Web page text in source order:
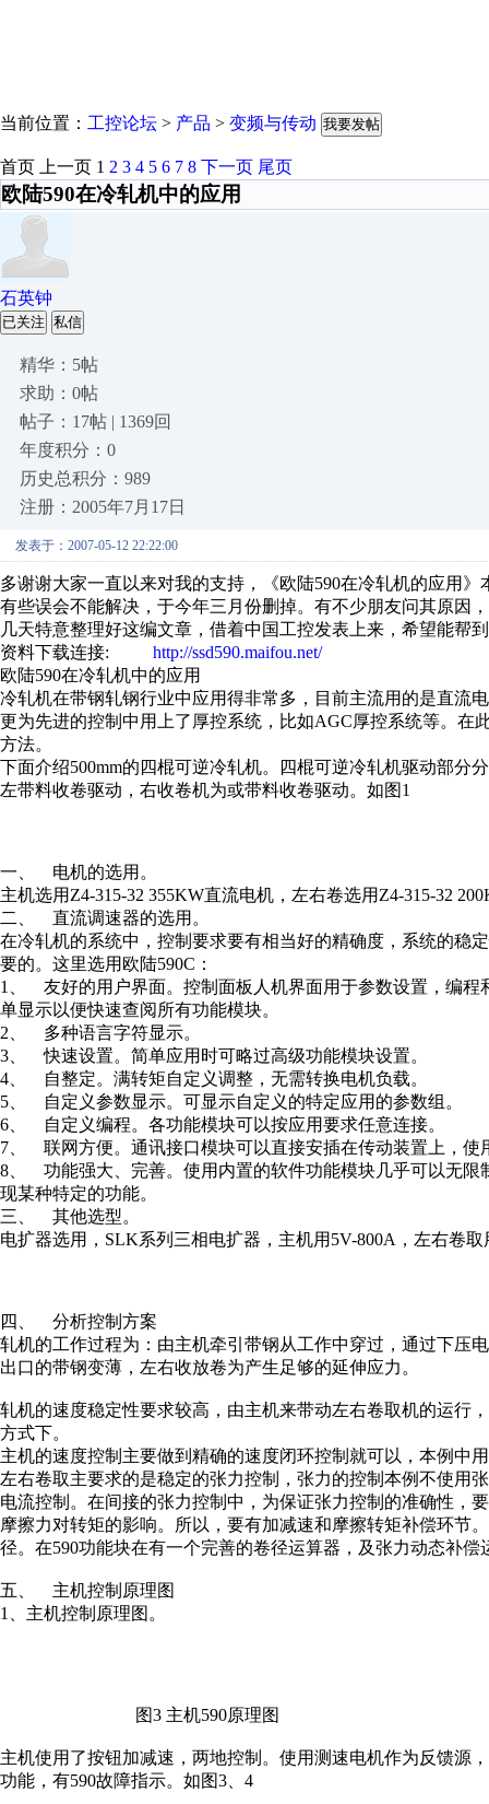
当前位置： 工控论坛 > 产品 > 变频与传动 我要发帖
首页 上一页 1 2 3 4 5 6 7 8 下一页 尾页
欧陆590在冷轧机中的应用
石英钟
已关注 私信
精华：5帖
求助：0帖
帖子：17帖 | 1369回
年度积分：0
历史总积分：989
注册：2005年7月17日
发表于：2007-05-12 22:22:00
多谢谢大家一直以来对我的支持，《欧陆590在冷轧机的应用
有些误会不能解决，于今年三月份删掉。有不少朋友问其原因
几天特意整理好这编文章，借着中国工控发表上来，希望
资料下载连接: http://ssd590.maifou.net/
欧陆590在冷轧机中的应用
冷轧机在带钢轧钢行业中应用得非常多，目前主流用的是直流
更为先进的控制中用上了厚控系统，比如AGC厚控系统等。在
方法。
下面介绍500mm的四棍可逆冷轧机。四棍可逆冷轧机驱动部分
左带料收卷驱动，右收卷机为或带料收卷驱动。如图1
一、 电机的选用。
主机选用Z4-315-32 355KW直流电机，左右卷选用Z4-315-32
二、 直流调速器的选用。
在冷轧机的系统中，控制要求要有相当好的精确度，系统的稳
要的。这里选用欧陆590C：
1、 友好的用户界面。控制面板人机界面用于参数设置，编程
单显示以便快速查阅所有功能模块。
2、 多种语言字符显示。
3、 快速设置。简单应用时可略过高级功能模块设置。
4、 自整定。满转矩自定义调整，无需转换电机负载。
5、 自定义参数显示。可显示自定义的特定应用的参数组。
6、 自定义编程。各功能模块可以按应用要求任意连接。
7、 联网方便。通讯接口模块可以直接安插在传动装置上，使
8、 功能强大、完善。使用内置的软件功能模块几乎可以无限
现某种特定的功能。
三、 其他选型。
电扩器选用，SLK系列三相电扩器，主机用5V-800A，左右卷
四、 分析控制方案
轧机的工作过程为：由主机牵引带钢从工作中穿过，通过下压
出口的带钢变薄，左右收放卷为产生足够的延伸应力。
轧机的速度稳定性要求较高，由主机来带动左右卷取机的运行
方式下。
主机的速度控制主要做到精确的速度闭环控制就可以，本例中
左右卷取主要求的是稳定的张力控制，张力的控制本例不使用
电流控制。在间接的张力控制中，为保证张力控制的准确性，
摩擦力对转矩的影响。所以，要有加减速和摩擦转矩补偿环节
径。在590功能块在有一个完善的卷径运算器，及张力动态补偿
五、 主机控制原理图
1、主机控制原理图。
图3 主机590原理图
主机使用了按钮加减速，两地控制。使用测速电机作为反馈源
功能，有590故障指示。如图3、4